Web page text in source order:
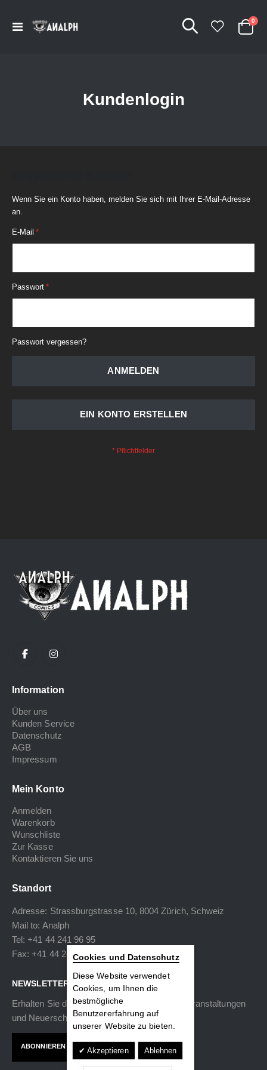
Navigation
Cart
0
Kundenlogin
Wenn Sie ein Konto haben, melden Sie sich mit Ihrer E-Mail-Adresse
an.
E-Mail
Passwort
Passwort vergessen?
ANMELDEN
EIN KONTO ERSTELLEN
Information
Über uns
Kunden Service
Datenschutz
AGB
Impressum
Mein Konto
Anmelden
Warenkorb
Wunschliste
Zur Kasse
Kontaktieren Sie uns
Standort
Adresse: Strassburgstrasse 10, 8004 Zürich, Schweiz
Mail to: Analph
Tel: +41 44 241 96 95
Fax: +41 44 240 34 40
NEWSLETTER
Erhalten Sie die neuesten Informationen zu Veranstaltungen
und Neuerscheinungen.
ABONNIEREN
Cookies und Datenschutz
Diese Website verwendet
Cookies, um Ihnen die
bestmögliche
Benutzererfahrung auf
unserer Website zu bieten.
Akzeptieren Ablehnen